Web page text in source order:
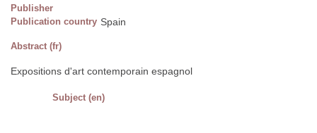
Publisher
Publication country Spain
Abstract (fr)
Expositions d'art contemporain espagnol
Subject (en)